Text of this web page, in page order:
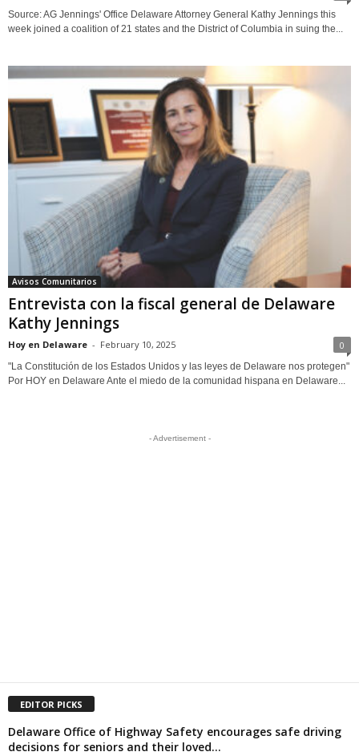
Source: AG Jennings' Office Delaware Attorney General Kathy Jennings this
week joined a coalition of 21 states and the District of Columbia in suing the...
Avisos Comunitarios
Entrevista con la fiscal general de Delaware
Kathy Jennings
Hoy en Delaware - February 10, 2025 0
"La Constitución de los Estados Unidos y las leyes de Delaware nos protegen"
Por HOY en Delaware Ante el miedo de la comunidad hispana en Delaware...
- Advertisement -
EDITOR PICKS
Delaware Office of Highway Safety encourages safe driving
decisions for seniors and their loved...